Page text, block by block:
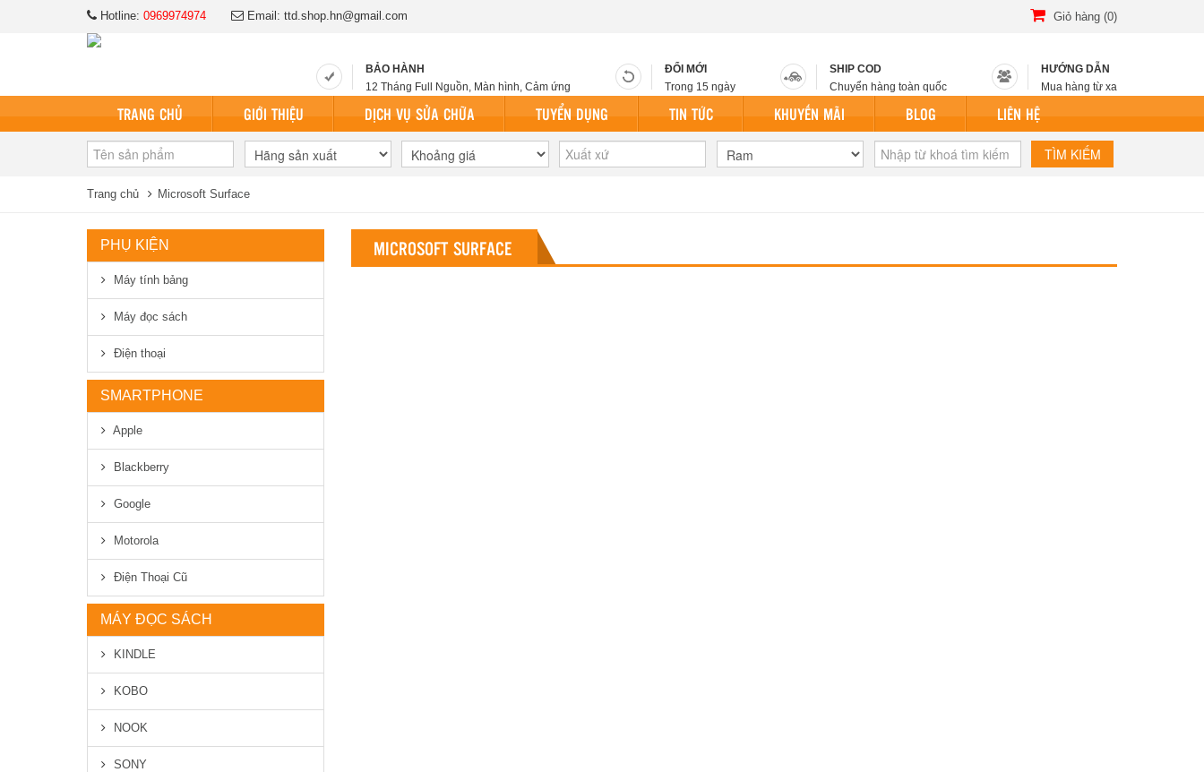
Hotline: 0969974974 Email: ttd.shop.hn@gmail.com Giỏ hàng (0)
HƯỚNG DẪN
Mua hàng từ xa
SHIP COD
Chuyển hàng toàn quốc
ĐỔI MỚI
Trong 15 ngày
BẢO HÀNH
12 Tháng Full Nguồn, Màn hình, Cảm ứng
TRANG CHỦ GIỚI THIỆU DỊCH VỤ SỬA CHỮA TUYỂN DỤNG TIN TỨC KHUYẾN MÃI BLOG LIÊN HỆ
Trang chủ Microsoft Surface
PHỤ KIỆN
Máy tính bảng
Máy đọc sách
Điện thoại
SMARTPHONE
Apple
Blackberry
Google
Motorola
Điện Thoại Cũ
MÁY ĐỌC SÁCH
KINDLE
KOBO
NOOK
SONY
MICROSOFT SURFACE